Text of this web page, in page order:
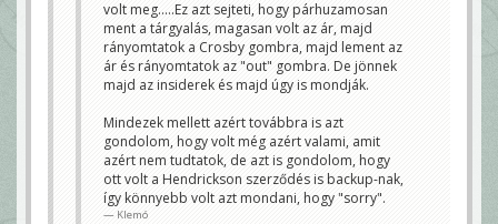
volt meg.....Ez azt sejteti, hogy párhuzamosan
ment a tárgyalás, magasan volt az ár, majd
rányomtatok a Crosby gombra, majd lement az
ár és rányomtatok az "out" gombra. De jönnek
majd az insiderek és majd úgy is mondják.
Mindezek mellett azért továbbra is azt
gondolom, hogy volt még azért valami, amit
azért nem tudtatok, de azt is gondolom, hogy
ott volt a Hendrickson szerződés is backup-nak,
így könnyebb volt azt mondani, hogy "sorry".
Klemó